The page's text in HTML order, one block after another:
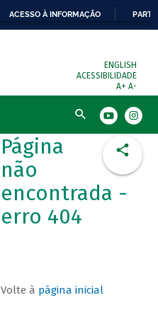
ACESSO À INFORMAÇÃO
ENGLISH
ACESSIBILIDADE
A+ A-
Busca
Página
não
encontrada -
erro 404
Volte à página inicial